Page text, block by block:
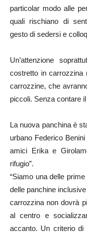
particolar modo alle
quali rischiano di
gesto di sedersi e
Un’attenzione
costretto in carrozzina
carrozzine, che
piccoli. Senza contare
La nuova panchina è
urbano Federico
amici Erika e
rifugio”.
“Siamo una delle
delle panchine
carrozzina non dovrà
al centro e
accanto. Un criterio